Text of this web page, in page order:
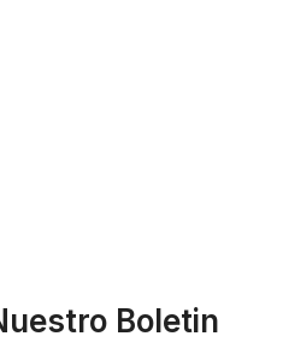
Boletin